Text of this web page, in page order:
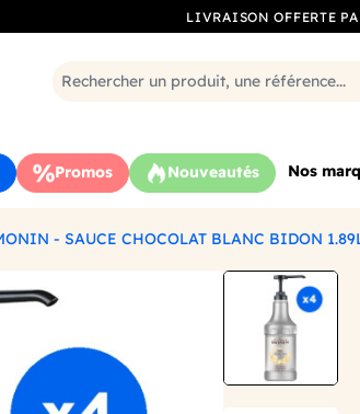
LIVRAISON OFFERTE
Promos Nouveautés Nos
- SAUCE CHOCOLAT BLANC BIDON